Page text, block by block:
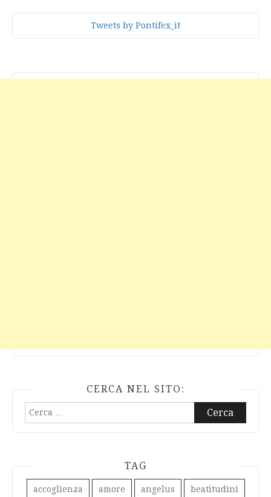
Tweets by Pontifex_it
CERCA NEL SITO:
Ricerca
TAG
accoglienza amore angelus beatitudini